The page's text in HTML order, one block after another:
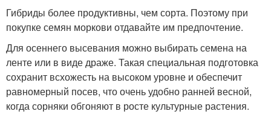
Гибриды более продуктивны, чем сорта. Поэтому при
покупке семян моркови отдавайте им предпочтение.
Для осеннего высевания можно выбирать семена на
ленте или в виде драже. Такая специальная подготовка
сохранит всхожесть на высоком уровне и обеспечит
равномерный посев, что очень удобно ранней весной,
когда сорняки обгоняют в росте культурные растения.